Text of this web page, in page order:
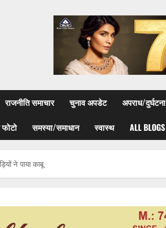
राजनीति समाचार चुनाव अपडेट अपराध/दुर्घटना
समस्या/समाधान स्वास्थ ALL BLOGS
ने पाया काबू